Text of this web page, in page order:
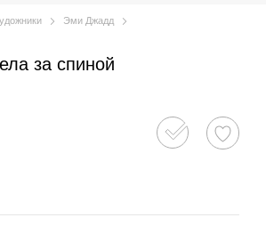
Эми Джадд
за спиной